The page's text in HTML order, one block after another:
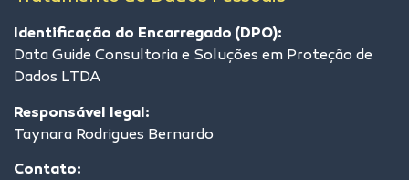
Identificação do Encarregado (DPO):
Data Guide Consultoria e Soluções em Proteção de
Dados LTDA
Responsável legal:
Taynara Rodrigues Bernardo
Contato: